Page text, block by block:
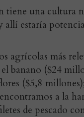
tiene una cultura
allí estaría
agrícolas más
banano ($24
($5,8
a la
de pescado